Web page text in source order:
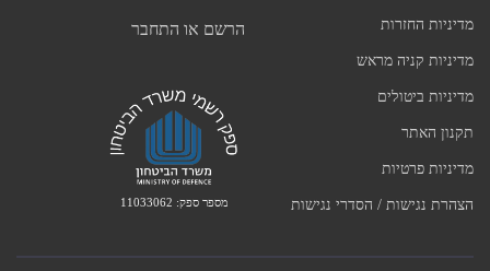
מדיניות החזרות
מדיניות קניה מראש
מדיניות ביטולים
תקנון האתר
מדיניות פרטיות
הצהרת נגישות / הסדרי נגישות
הרשם או התחבר
מספר ספק: 11033062